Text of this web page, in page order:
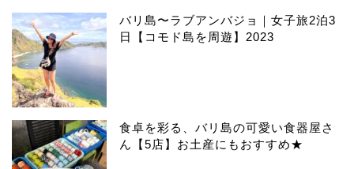
バリ島〜ラブアンバジョ｜女子旅2泊3
日【コモド島を周遊】2023
食卓を彩る、バリ島の可愛い食器屋さ
ん【5店】お土産にもおすすめ★